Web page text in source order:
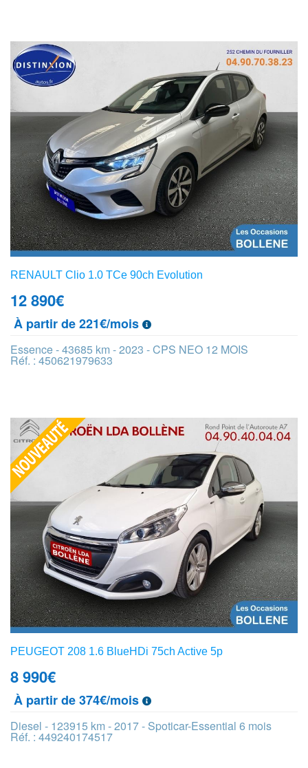
RENAULT Clio 1.0 TCe 90ch Evolution
12 890€
À partir de 221€/mois
Essence - 43685 km - 2023 - CPS NEO 12 MOIS
Réf. : 450621979633
PEUGEOT 208 1.6 BlueHDi 75ch Active 5p
8 990€
À partir de 374€/mois
Diesel - 123915 km - 2017 - Spoticar-Essential 6 mois
Réf. : 449240174517